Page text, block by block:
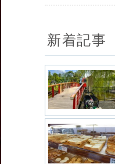
新着記事